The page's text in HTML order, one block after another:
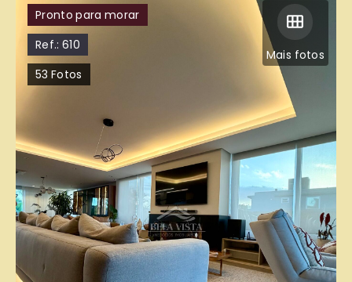
Mais fotos
Pronto para morar
Ref.:610
53 Fotos